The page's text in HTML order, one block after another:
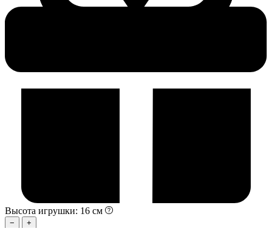
Высота игрушки: 16 см
−
+